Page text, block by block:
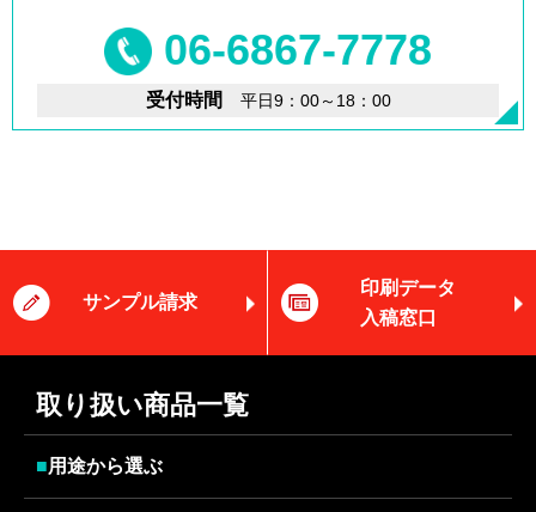
06-6867-7778
受付時間 平日9：00～18：00
サンプル請求
印刷データ
入稿窓口
取り扱い商品一覧
■用途から選ぶ